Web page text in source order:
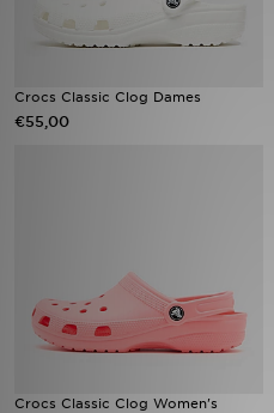
Crocs Classic Clog Dames
€55,00
Crocs Classic Clog Women's
Mijn JD
Klantenservice